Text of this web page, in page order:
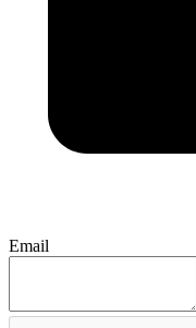
Email